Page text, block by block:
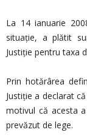
La 14 ianuarie
situație, a plătit
Justiție pentru taxa
Prin hotărârea
Justiție a declarat
motivul că acesta
prevăzut de lege.